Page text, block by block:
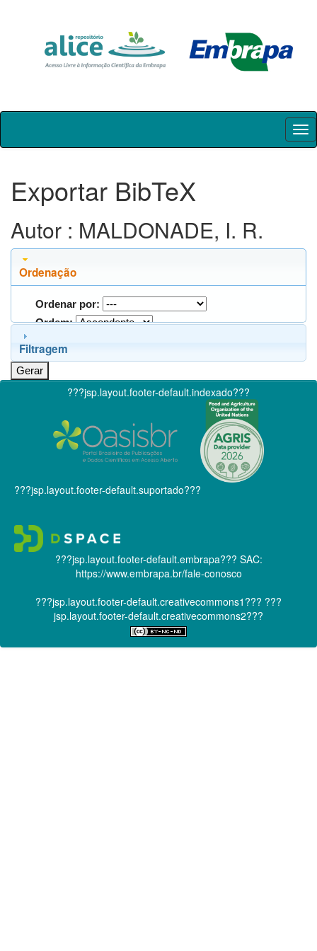
Skip
Exportar BibTeX
Autor : MALDONADE, I. R.
Ordenação
Ordenar por:
Ordem:
Filtragem
???jsp.layout.footer-default.indexado???
???jsp.layout.footer-default.suportado???
???jsp.layout.footer-default.embrapa??? SAC:
https://www.embrapa.br/fale-conosco
???jsp.layout.footer-default.creativecommons1??? ???
jsp.layout.footer-default.creativecommons2???